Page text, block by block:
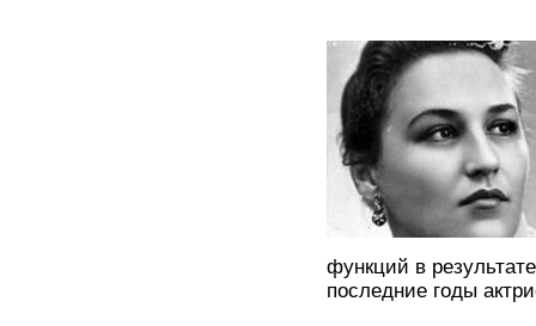
функций в
последние годы